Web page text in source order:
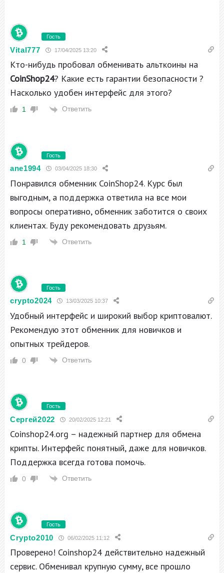
Гость
Vital777 17/04/2025 13:20
Кто-нибудь пробовал обменивать альткоины на
CoinShop24? Какие есть гарантии безопасности ?
Насколько удобен интерфейс для этого?
1 Ответить
Гость
ane1994 03/04/2025 18:30
Понравился обменник CoinShop24. Курс был
выгодным, а поддержка ответила на все мои
вопросы оперативно, обменник заботится о своих
клиентах. Буду рекомендовать друзьям.
1 Ответить
Гость
crypto2024 13/03/2025 10:37
Удобный интерфейс и широкий выбор криптовалют.
Рекомендую этот обменник для новичков и
опытных трейдеров.
0 Ответить
Гость
Сергей2022 20/02/2025 12:21
Coinshop24.org – надежный партнер для обмена
крипты. Интерфейс понятный, даже для новичков.
Поддержка всегда готова помочь.
0 Ответить
Гость
Crypto2010 06/02/2025 11:12
Проверено! Coinshop24 действительно надежный
сервис. Обменивал крупную сумму, все прошло